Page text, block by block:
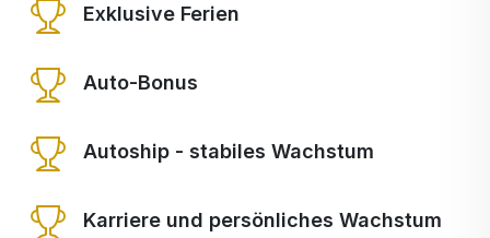
Exklusive Ferien
Auto-Bonus
Autoship - stabiles Wachstum
Karriere und persönliches Wachstum